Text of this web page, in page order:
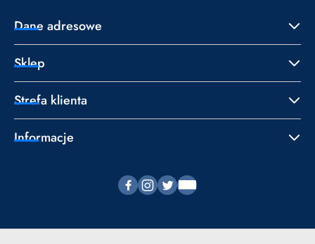
Dane adresowe
Sklep
Strefa klienta
Informacje